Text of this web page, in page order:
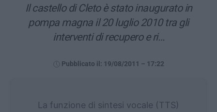
Il castello di Cleto è stato inaugurato in
pompa magna il 20 luglio 2010 tra gli
interventi di recupero e ri…
Pubblicato il: 19/08/2011 – 17:22
La funzione di sintesi vocale (TTS)